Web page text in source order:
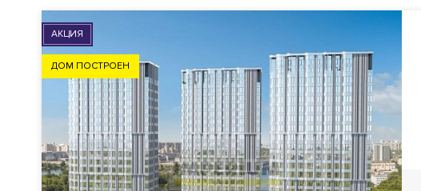
АКЦИЯ
ДОМ ПОСТРОЕН